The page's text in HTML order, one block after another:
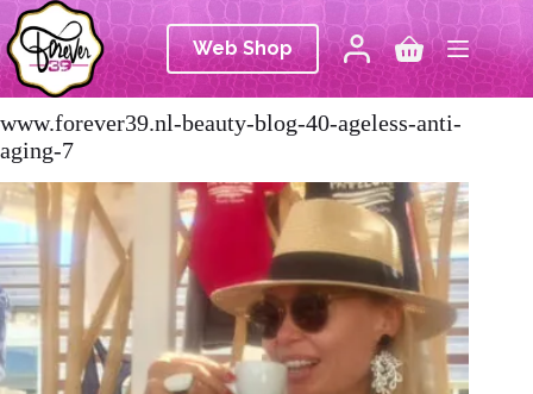
Ga
naar
de
inhoud
Web Shop Winkelwagen
www.forever39.nl-beauty-blog-40-ageless-anti-
aging-7